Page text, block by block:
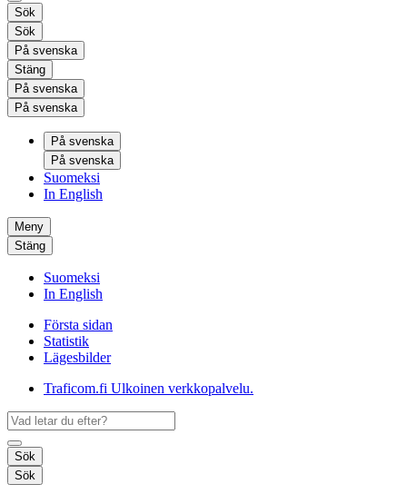
Sök
Sök
På svenska
Stäng
På svenska
På svenska
På svenska
På svenska
Suomeksi
In English
Meny
Stäng
Suomeksi
In English
Första sidan
Statistik
Lägesbilder
Traficom.fi Ulkoinen verkkopalvelu.
Sök
Sök